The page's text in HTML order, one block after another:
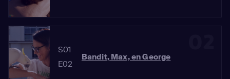
S01
E02
Bandit, Max, en George